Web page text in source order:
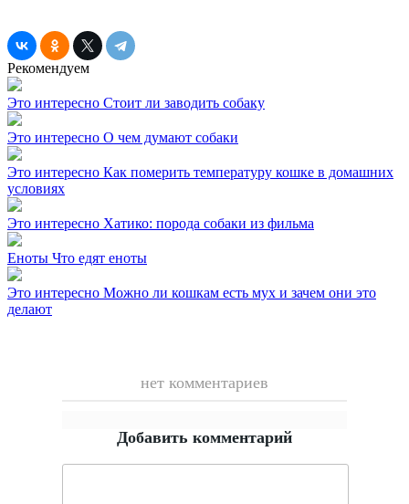
Рекомендуем
Это интересно Стоит ли заводить собаку
Это интересно О чем думают собаки
Это интересно Как померить температуру кошке в домашних
условиях
Это интересно Хатико: порода собаки из фильма
Еноты Что едят еноты
Это интересно Можно ли кошкам есть мух и зачем они это
делают
нет комментариев
Добавить комментарий